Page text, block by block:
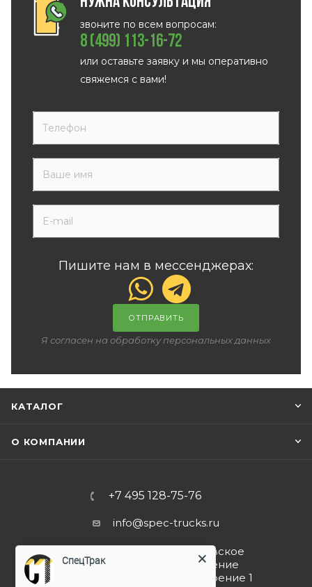
звоните по всем вопросам:
8 (499) 113-16-72
или оставьте заявку и мы оперативно
свяжемся с вами!
Пишите нам в мессенджерах:
ОТПРАВИТЬ
Я согласен на обработку персональных данных
КАТАЛОГ
О КОМПАНИИ
+7 495 128-75-76
info@spec-trucks.ru
108820, г. Москва, Киевское
шоссе 21-й км (поселение
Мосрентген), дом 3 строение 1
СпецТрак